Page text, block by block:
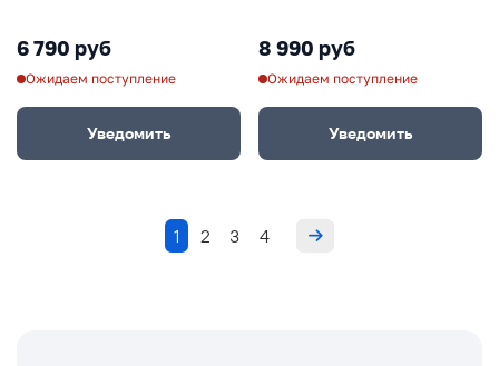
6 790 руб
Ожидаем поступление
Уведомить
8 990 руб
Ожидаем поступление
Уведомить
1 2 3 4